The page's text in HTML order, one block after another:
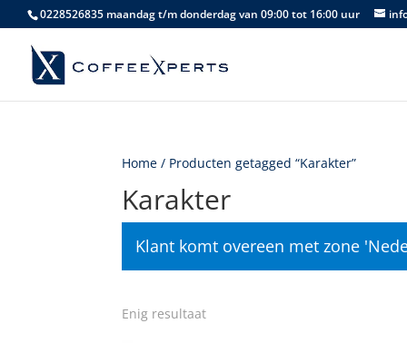
0228526835 maandag t/m donderdag van 09:00 tot 16:00 uur
Home / Producten getagged “Karakter”
Karakter
Klant komt overeen met zone
Enig resultaat